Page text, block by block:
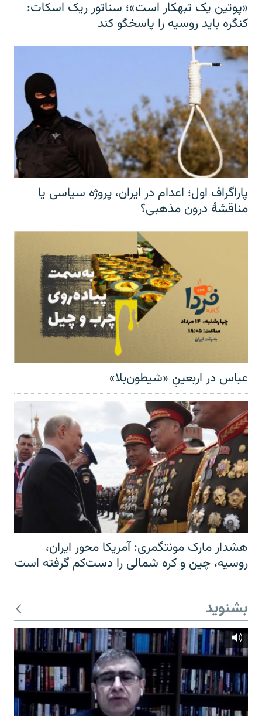
«پوتین یک تبهکار است»؛ سناتور ریک اسکات:
کنگره باید روسیه را پاسخگو کند
پاراگراف اول؛ اعدام در ایران، پروژه سیاسی یا
مناقشهٔ درون مذهبی؟
عباس در اربعینِ «شیطون‌بلا»
هشدار مارک مونتگمری: آمریکا محور ایران،
روسیه، چین و کره شمالی را دست‌کم گرفته است
بشنوید